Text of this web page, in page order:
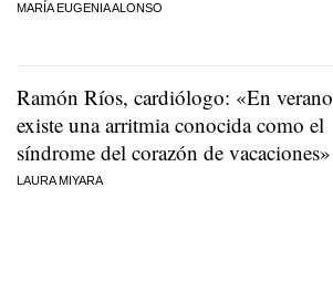
MARÍA EUGENIA ALONSO
Ramón Ríos, cardiólogo: «En verano
existe una arritmia conocida como el
síndrome del corazón de vacaciones»
LAURA MIYARA